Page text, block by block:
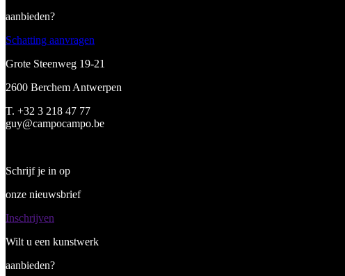
aanbieden?
Schatting aanvragen
Grote Steenweg 19-21
2600 Berchem Antwerpen
T. +32 3 218 47 77
guy@campocampo.be
Schrijf je in op
onze nieuwsbrief
Inschrijven
Wilt u een kunstwerk
aanbieden?